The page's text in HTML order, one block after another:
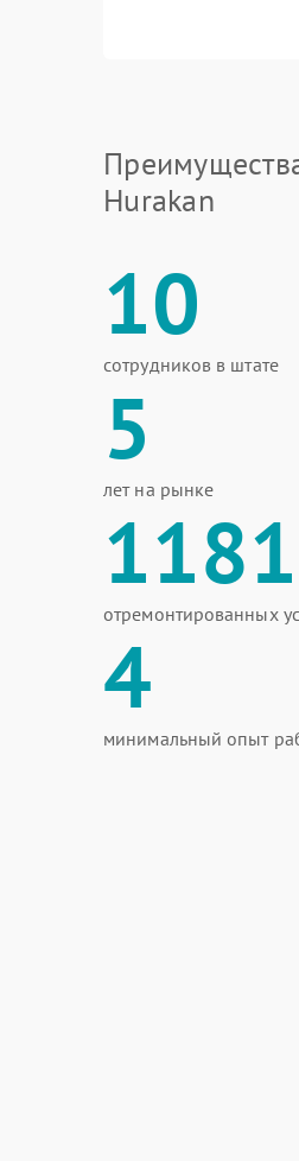
Hurakan
10
сотрудников в штате
5
лет на рынке
1181
отремонтированных
4
минимальный опыт